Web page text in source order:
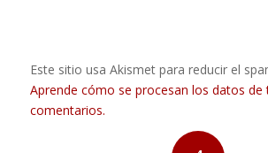
Este sitio usa Akismet para reducir el
Aprende cómo se procesan los datos de
comentarios.